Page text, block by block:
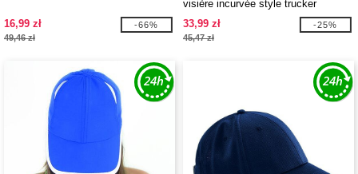
16,99 zł
49,46 zł
-66%
visière incurvée style trucker
33,99 zł
45,47 zł
-25%